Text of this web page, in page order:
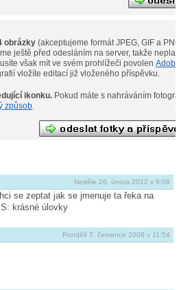
obrázky (akceptujeme formát JPEG, GIF a
ještě před odesláním na server, takže
velikostní omezení. Musíte však mít ve svém prohlížeči povolen
vložíte editací již vloženého příspěvku.
ikonku.
způsob.
Neděle 26. února 2012 v 9:09
se zeptat jak se jmenuje ta řeka na
krásné úlovky
Pondělí 7. července 2008 v 11:54